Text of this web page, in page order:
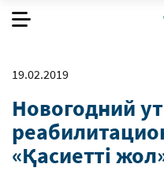
Наша работа
Как помочь
19.02.2019
Новогодний
«Қасиетті